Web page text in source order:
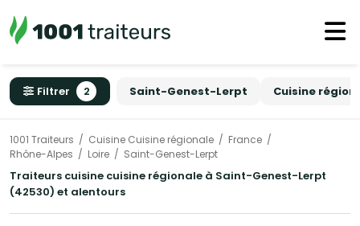
Filtrer 2 Saint-Genest-Lerpt Cuisine
1001 Traiteurs Cuisine Cuisine régionale
France
Rhône-Alpes
Loire Saint-Genest-Lerpt
Traiteurs cuisine cuisine régionale à Saint-Genest-Lerpt
(42530) et alentours